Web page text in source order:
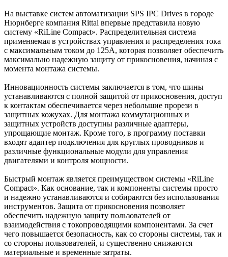
На выставке систем автоматизации SPS IPC Drives в городе
Нюрнберге компания Rittal впервые представила новую
систему «RiLine Compact». Распределительная система
применяемая в устройствах управления и распределения тока
с максимальным током до 125А, которая позволяет обеспечить
максимально надежную защиту от прикосновения, начиная с
момента монтажа системы.
Инновационность системы заключается в том, что шины
устанавливаются с полной защитой от прикосновения, доступ
к контактам обеспечивается через небольшие прорези в
защитных кожухах. Для монтажа коммутационных и
защитных устройств доступны различные адаптеры,
упрощающие монтаж. Кроме того, в программу поставки
входят адаптер подключения для круглых проводников и
различные функциональные модули для управления
двигателями и контроля мощности.
Быстрый монтаж является преимуществом системы «RiLine
Compact». Как основание, так и компоненты системы просто
и надежно устанавливаются и собираются без использования
инструментов. Защита от прикосновения позволяет
обеспечить надежную защиту пользователей от
взаимодействия с токопроводящими компонентами. За счет
чего повышается безопасность, как со стороны системы, так и
со стороны пользователей, и существенно снижаются
материальные и временные затраты.